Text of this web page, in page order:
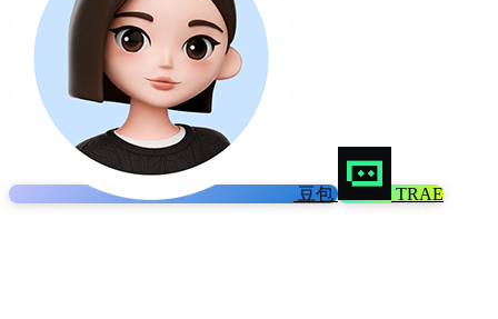
豆包 TRAE